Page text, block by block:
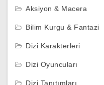
Aksiyon & Macera
Bilim Kurgu & Fantazi
Dizi Karakterleri
Dizi Oyuncuları
Dizi Tanıtımları